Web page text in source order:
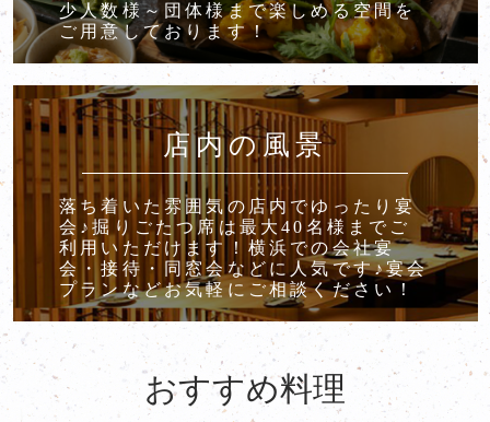
少人数様～団体様まで楽しめる空間を
ご用意しております！
店内の風景
落ち着いた雰囲気の店内でゆったり宴
会♪掘りごたつ席は最大40名様までご
利用いただけます！横浜での会社宴
会・接待・同窓会などに人気です♪宴会
プランなどお気軽にご相談ください！
おすすめ料理